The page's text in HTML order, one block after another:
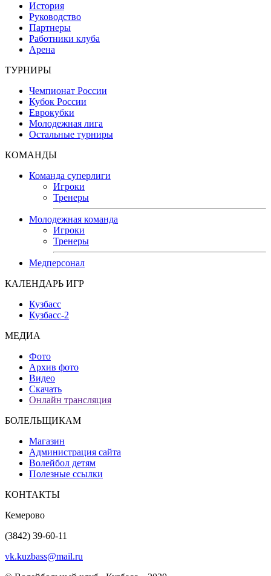
История
Руководство
Партнеры
Работники клуба
Арена
ТУРНИРЫ
Чемпионат России
Кубок России
Еврокубки
Молодежная лига
Остальные турниры
КОМАНДЫ
Команда суперлиги
Игроки
Тренеры
Молодежная команда
Игроки
Тренеры
Медперсонал
КАЛЕНДАРЬ ИГР
Кузбасс
Кузбасс-2
МЕДИА
Фото
Архив фото
Видео
Скачать
Онлайн трансляция
БОЛЕЛЬЩИКАМ
Магазин
Администрация сайта
Волейбол детям
Полезные ссылки
КОНТАКТЫ
Кемерово
(3842) 39-60-11
vk.kuzbass@mail.ru